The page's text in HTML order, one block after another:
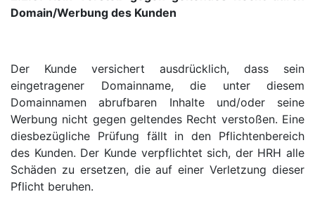
Domain/Werbung des Kunden
Der Kunde versichert ausdrücklich, dass sein
eingetragener Domainname, die unter diesem
Domainnamen abrufbaren Inhalte und/oder seine
Werbung nicht gegen geltendes Recht verstoßen. Eine
diesbezügliche Prüfung fällt in den Pflichtenbereich
des Kunden. Der Kunde verpflichtet sich, der HRH alle
Schäden zu ersetzen, die auf einer Verletzung dieser
Pflicht beruhen.